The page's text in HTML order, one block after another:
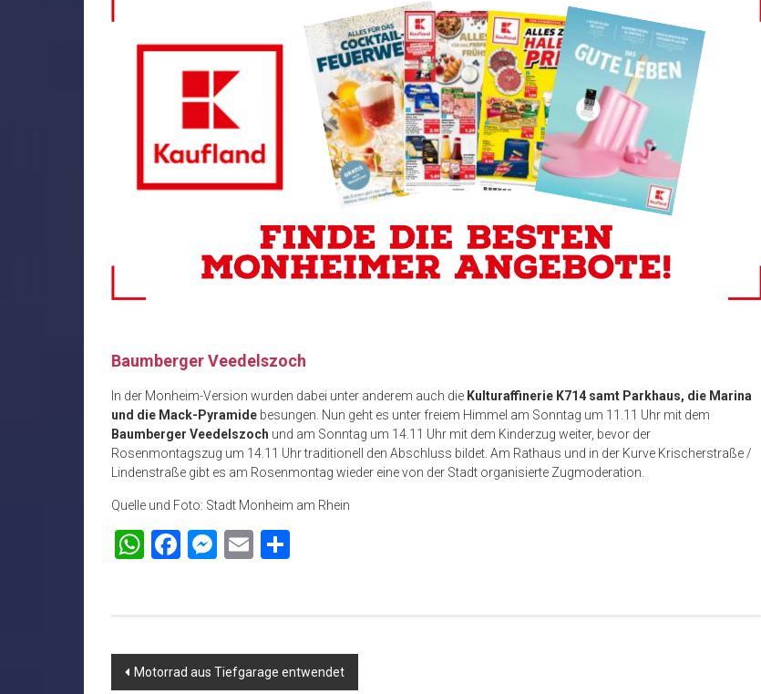
Baumberger Veedelszoch
In der Monheim-Version wurden dabei unter anderem auch die Kulturaffinerie K714 samt Parkhaus, die Marina
und die Mack-Pyramide besungen. Nun geht es unter freiem Himmel am Sonntag um 11.11 Uhr mit dem
Baumberger Veedelszoch und am Sonntag um 14.11 Uhr mit dem Kinderzug weiter, bevor der
Rosenmontagszug um 14.11 Uhr traditionell den Abschluss bildet. Am Rathaus und in der Kurve Krischerstraße /
Lindenstraße gibt es am Rosenmontag wieder eine von der Stadt organisierte Zugmoderation.
Quelle und Foto: Stadt Monheim am Rhein
WhatsApp
Facebook
Messenger
Email
Beitragsnavigation
Motorrad aus Tiefgarage entwendet